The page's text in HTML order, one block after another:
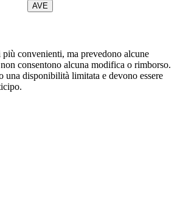
AVE
convenienti, ma prevedono alcune
consentono alcuna modifica o rimborso.
una disponibilità limitata e devono essere